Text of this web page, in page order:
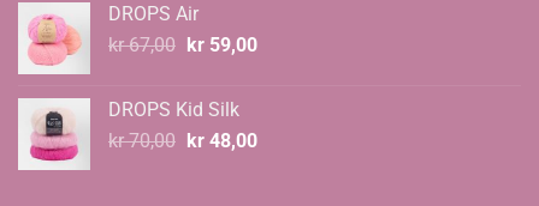
DROPS Air
kr67,00 Opprinnelig
kr 67,00.
kr59,00Nåværende
DROPS Kid Silk
kr70,00 Opprinnelig
kr48,00Nåværende